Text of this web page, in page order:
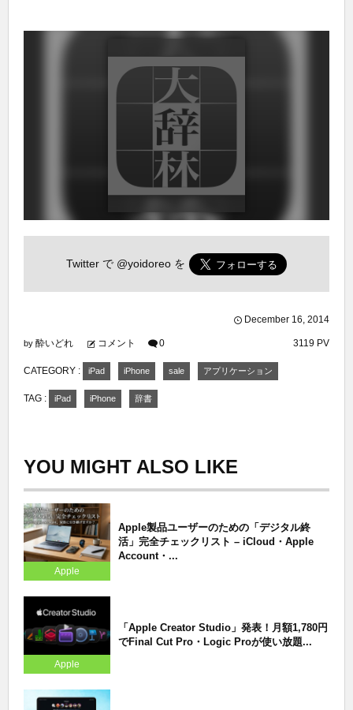
Twitter で @yoidoreo を
December 16, 2014
by 酔いどれ コメント 0 3119 PV
CATEGORY : iPad iPhone sale アプリケーション
TAG : iPad iPhone 辞書
YOU MIGHT ALSO LIKE
Apple
Apple製品ユーザーのための「デジタル終
活」完全チェックリスト – iCloud・Apple
Account・...
Apple
「Apple Creator Studio」発表！月額1,780円
でFinal Cut Pro・Logic Proが使い放題...